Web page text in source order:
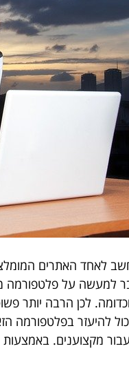
לאחד האתרים
למעשה על פלטפורמה
לכן הרבה
להיעזר בפלטפורמה
מקצוענים.